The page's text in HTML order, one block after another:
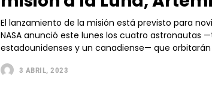
El lanzamiento de la misión está previsto para
NASA anunció este lunes los cuatro astronautas
estadounidenses y un canadiense— que orbitarán
3 ABRIL, 2023